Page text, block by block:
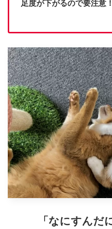
足度が下がるので要注意！
「なにすんだ